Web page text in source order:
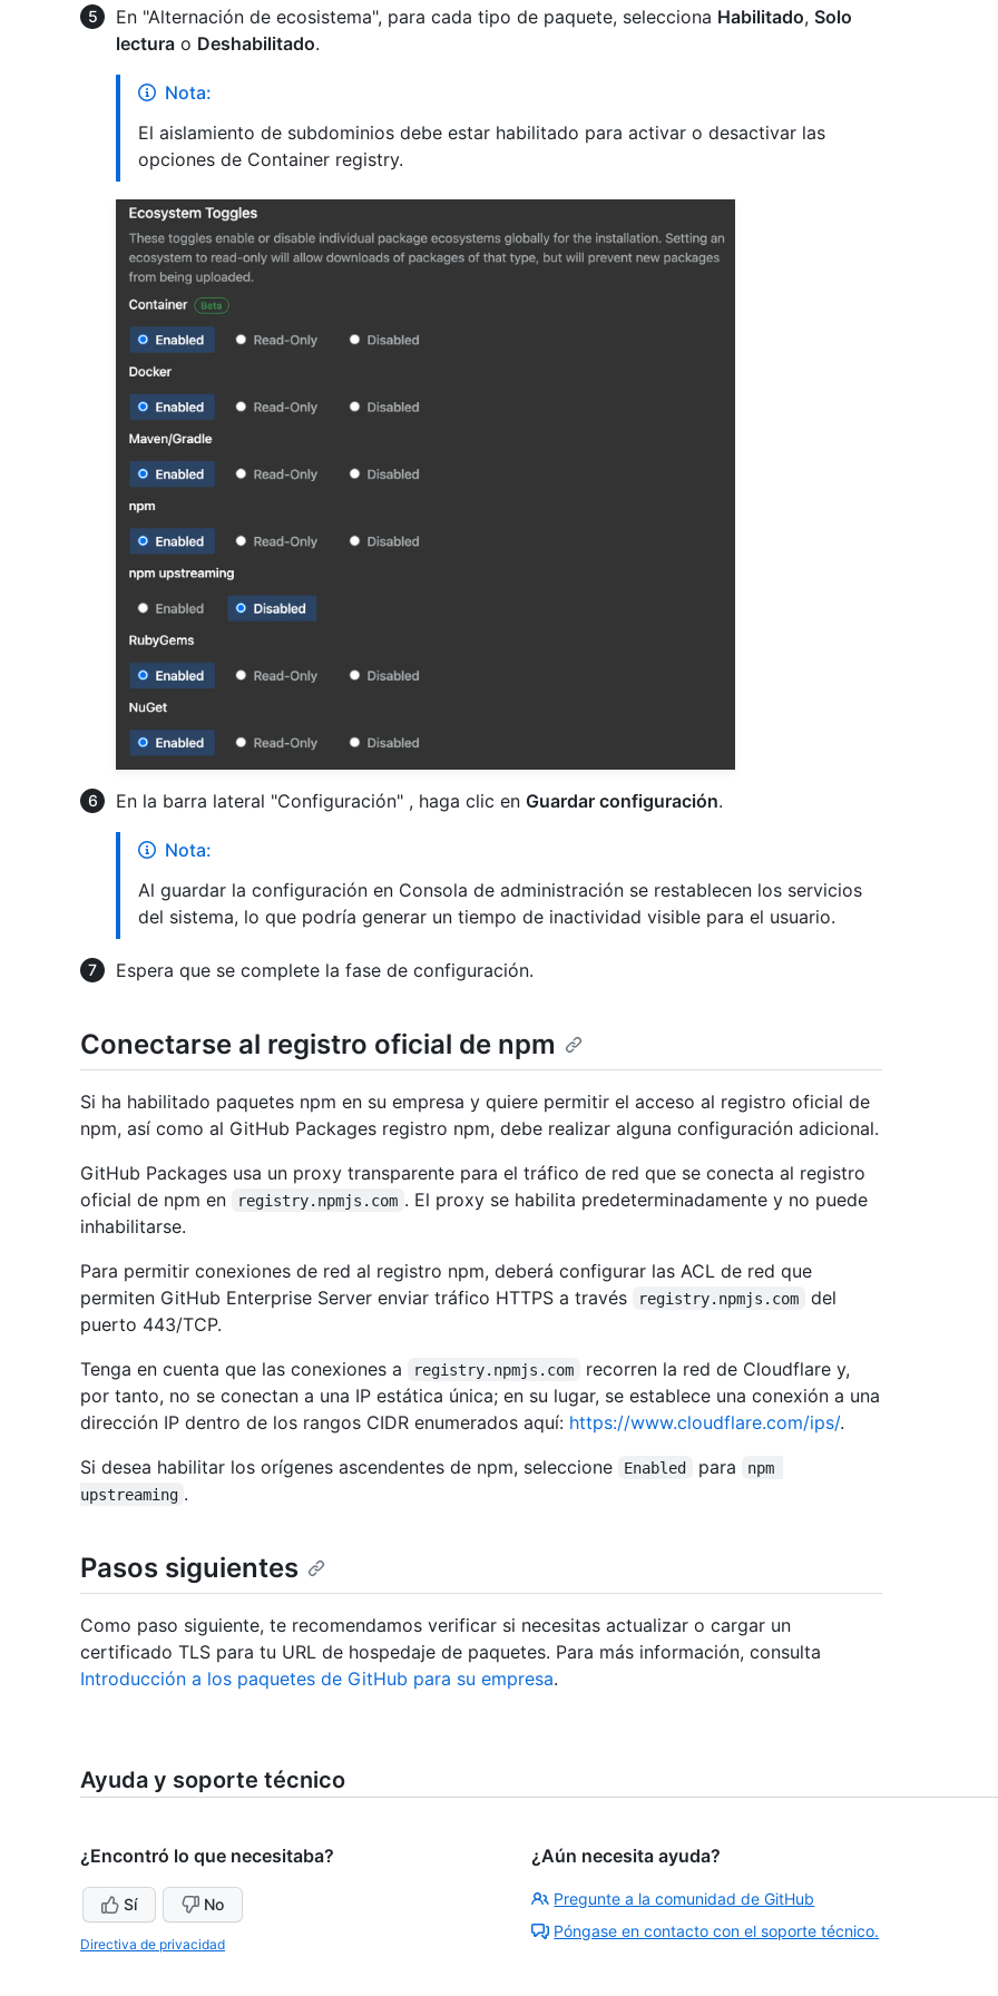
En "Alternación de ecosistema", para cada tipo de paquete, selecciona Habilitado, Solo
lectura o Deshabilitado.
Nota:
El aislamiento de subdominios debe estar habilitado para activar o desactivar las
opciones de Container registry.
En la barra lateral "Configuración" , haga clic en Guardar configuración.
Nota:
Al guardar la configuración en Consola de administración se restablecen los servicios
del sistema, lo que podría generar un tiempo de inactividad visible para el usuario.
Espera que se complete la fase de configuración.
Conectarse al registro oficial de npm
Si ha habilitado paquetes npm en su empresa y quiere permitir el acceso al registro oficial de
npm, así como al GitHub Packages registro npm, debe realizar alguna configuración adicional.
GitHub Packages usa un proxy transparente para el tráfico de red que se conecta al registro
oficial de npm en
registry.npmjs.com . El proxy se habilita predeterminadamente y no puede
inhabilitarse.
Para permitir conexiones de red al registro npm, deberá configurar las ACL de red que
permiten GitHub Enterprise Server enviar tráfico HTTPS a través
registry.npmjs.com
del
puerto 443/TCP.
Tenga en cuenta que las conexiones a
registry.npmjs.com
recorren la red de Cloudflare y,
por tanto, no se conectan a una IP estática única; en su lugar, se establece una conexión a una
dirección IP dentro de los rangos CIDR enumerados aquí: https://www.cloudflare.com/ips/.
Si desea habilitar los orígenes ascendentes de npm, seleccione
Enabled para
npm
upstreaming .
Pasos siguientes
Como paso siguiente, te recomendamos verificar si necesitas actualizar o cargar un
certificado TLS para tu URL de hospedaje de paquetes. Para más información, consulta
Introducción a los paquetes de GitHub para su empresa.
Ayuda y soporte técnico
¿Encontró lo que necesitaba?
Sí No
Directiva de privacidad
¿Aún necesita ayuda?
Pregunte a la comunidad de GitHub
Póngase en contacto con el soporte técnico.